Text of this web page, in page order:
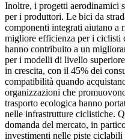
Inoltre, i progetti aerodinamici
per i produttori. Le bici da
componenti integrati aiutano a
migliore efficienza per i ciclisti
hanno contribuito a un
per i modelli di livello
in crescita, con il 45% dei
compatibilità quando
organizzazioni che
trasporto ecologica hanno
nelle infrastrutture ciclistiche.
domanda del mercato, in
investimenti nelle piste